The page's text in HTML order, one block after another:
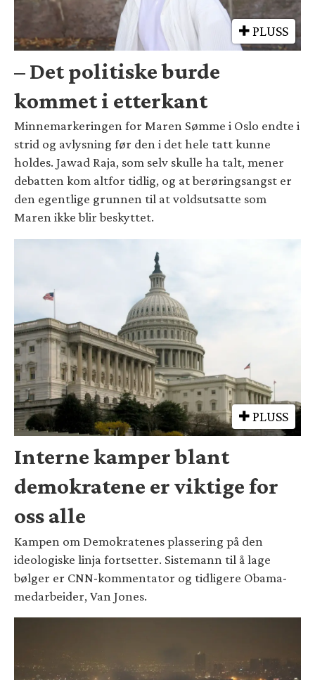
PLUSS
– Det politiske burde
kommet i etterkant
Minnemarkeringen for Maren Sømme i Oslo endte i
strid og avlysning før den i det hele tatt kunne
holdes. Jawad Raja, som selv skulle ha talt, mener
debatten kom altfor tidlig, og at berøringsangst er
den egentlige grunnen til at voldsutsatte som
Maren ikke blir beskyttet.
PLUSS
Interne kamper blant
demokratene er viktige for
oss alle
Kampen om Demokratenes plassering på den
ideologiske linja fortsetter. Sistemann til å lage
bølger er CNN-kommentator og tidligere Obama-
medarbeider, Van Jones.